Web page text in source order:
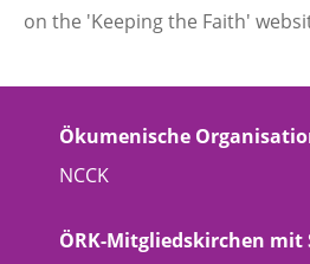
on the 'Keeping the Faith'
Ökumenische
NCCK
ÖRK-Mitgliedskirchen mit